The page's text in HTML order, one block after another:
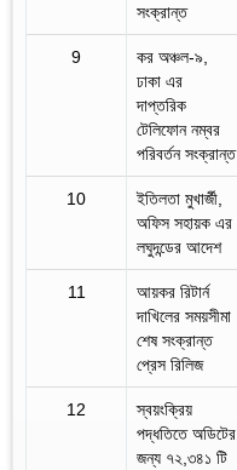
সংক্রান্ত
9
কর অঞ্চল-৯,
ঢাকা এর
দাপ্তরিক
টেলিফোন নম্বর
পরিবর্তন সংক্রান্ত
10
ইতিলতা মুখার্জী,
অফিস সহায়ক এর
লঘুদন্ডের আদেশ
11
আয়কর রিটার্ন
দাখিলের সময়সীমা
শেষ সংক্রান্ত
প্রেস রিলিজ
12
স্বয়ংক্রিয়
পদ্ধতিতে অডিটের
জন্য ৭২,৩৪১ টি